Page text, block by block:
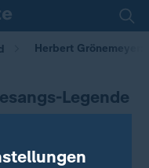
Herbert Grönemeyer:
Legende